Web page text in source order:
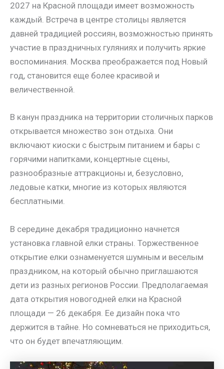
2027 на Красной площади имеет возможность
каждый. Встреча в центре столицы является
давней традицией россиян, возможностью принять
участие в праздничных гуляниях и получить яркие
воспоминания. Москва преображается под Новый
год, становится еще более красивой и
величественной.
В канун праздника на территории столичных парков
открывается множество зон отдыха. Они
включают киоски с быстрым питанием и бары с
горячими напитками, концертные сцены,
разнообразные аттракционы и, безусловно,
ледовые катки, многие из которых являются
бесплатными.
В середине декабря традиционно начнется
установка главной елки страны. Торжественное
открытие елки ознаменуется шумным и веселым
праздником, на который обычно приглашаются
дети из разных регионов России. Предполагаемая
дата открытия новогодней елки на Красной
площади — 26 декабря. Ее дизайн пока что
держится в тайне. Но сомневаться не приходиться,
что он будет впечатляющим.